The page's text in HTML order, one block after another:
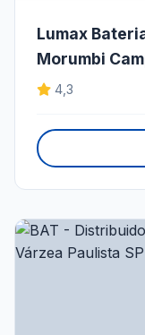
Lumax
Morumbi
4,3